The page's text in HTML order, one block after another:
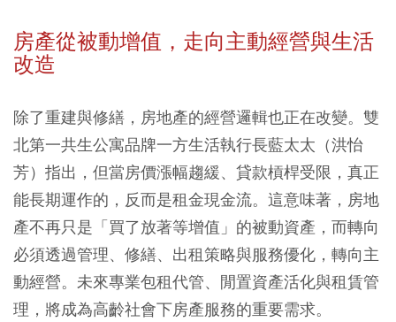
房產從被動增值，走向主動經營與生活
改造
除了重建與修繕，房地產的經營邏輯也正在改變。雙
北第一共生公寓品牌一方生活執行長藍太太（洪怡
芳）指出，但當房價漲幅趨緩、貸款槓桿受限，真正
能長期運作的，反而是租金現金流。這意味著，房地
產不再只是「買了放著等增值」的被動資產，而轉向
必須透過管理、修繕、出租策略與服務優化，轉向主
動經營。未來專業包租代管、閒置資產活化與租賃管
理，將成為高齡社會下房產服務的重要需求。